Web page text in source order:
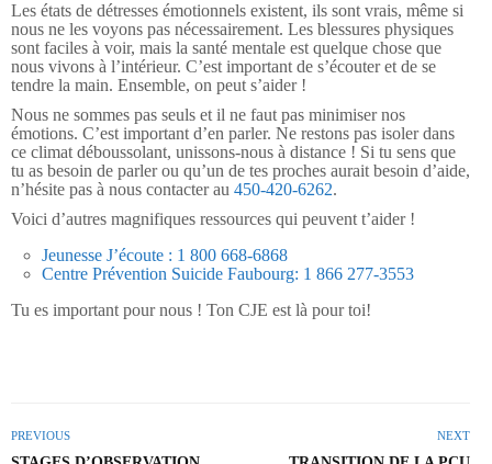
Les états de détresses émotionnels existent, ils sont vrais, même si
nous ne les voyons pas nécessairement. Les blessures physiques
sont faciles à voir, mais la santé mentale est quelque chose que
nous vivons à l’intérieur. C’est important de s’écouter et de se
tendre la main. Ensemble, on peut s’aider !
Nous ne sommes pas seuls et il ne faut pas minimiser nos
émotions. C’est important d’en parler. Ne restons pas isoler dans
ce climat déboussolant, unissons-nous à distance ! Si tu sens que
tu as besoin de parler ou qu’un de tes proches aurait besoin d’aide,
n’hésite pas à nous contacter au 450-420-6262.
Voici d’autres magnifiques ressources qui peuvent t’aider !
Jeunesse J’écoute : 1 800 668-6868
Centre Prévention Suicide Faubourg: 1 866 277-3553
Tu es important pour nous ! Ton CJE est là pour toi!
PREVIOUS NEXT